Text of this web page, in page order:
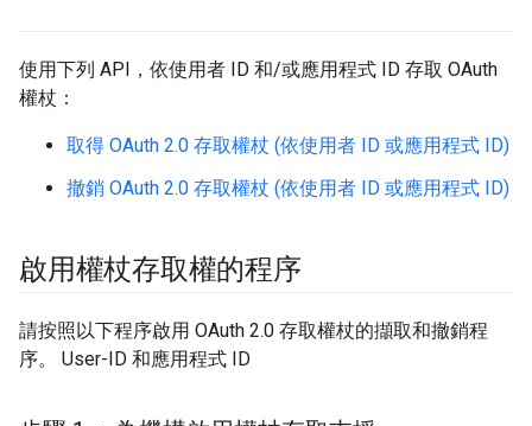
使用下列 API，依使用者 ID 和/或應用程式 ID 存取 OAuth
權杖：
取得 OAuth 2.0 存取權杖 (依使用者 ID 或應用程式 ID)
撤銷 OAuth 2.0 存取權杖 (依使用者 ID 或應用程式 ID)
啟用權杖存取權的程序
請按照以下程序啟用 OAuth 2.0 存取權杖的擷取和撤銷程
序。 User-ID 和應用程式 ID